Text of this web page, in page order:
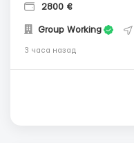
2800 €
Group Working
3 часа назад